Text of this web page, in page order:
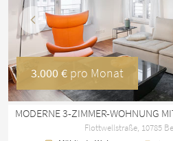
Vorherige
3.000 € pro Monat
Flottwellstraße, 10785